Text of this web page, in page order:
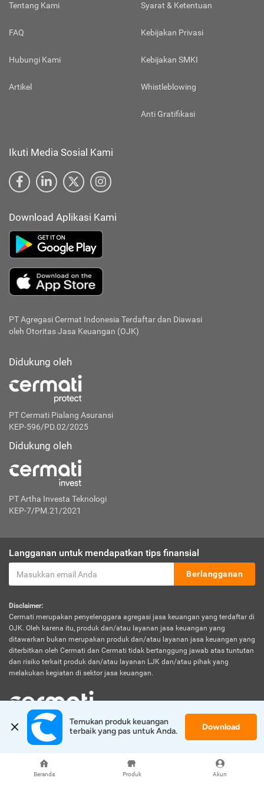
Beranda Produk Akun
Tentang Kami
FAQ
Hubungi Kami
Artikel
Syarat & Ketentuan
Kebijakan Privasi
Kebijakan SMKI
Whistleblowing
Anti Gratifikasi
Ikuti Media Sosial Kami
Download Aplikasi Kami
PT Agregasi Cermat Indonesia Terdaftar dan Diawasi
oleh Otoritas Jasa Keuangan (OJK)
Didukung oleh
PT Cermati Pialang Asuransi
KEP-596/PD.02/2025
Didukung oleh
PT Artha Investa Teknologi
KEP-7/PM.21/2021
Langganan untuk mendapatkan tips finansial
Berlangganan
Disclaimer:
Cermati merupakan penyelenggara agregasi jasa keuangan yang terdaftar di
OJK. Oleh karena itu, produk dan/atau layanan jasa keuangan yang
ditawarkan bukan merupakan produk dan/atau layanan jasa keuangan yang
diterbitkan oleh Cermati dan Cermati tidak bertanggung jawab atas tuntutan
dan risiko terkait produk dan/atau layanan LJK dan/atau pihak yang
melakukan kegiatan di sektor jasa keuangan.
© 2026 Cermati. All Rights Reserved.
Temukan produk keuangan
terbaik yang pas untuk Anda.
Download